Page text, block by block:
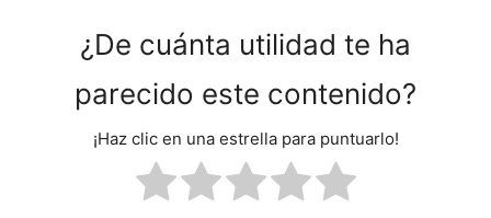
¿De cuánta utilidad te ha
parecido este contenido?
¡Haz clic en una estrella para puntuarlo!